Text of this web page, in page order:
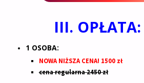
III. OPŁATA:
1 OSOBA:
NOWA NIŻSZA CENA! 1500 zł
cena regularna 2450 zł